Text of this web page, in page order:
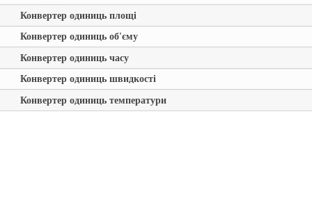
Конвертер одиниць площі
Конвертер одиниць об'єму
Конвертер одиниць часу
Конвертер одиниць швидкості
Конвертер одиниць температури